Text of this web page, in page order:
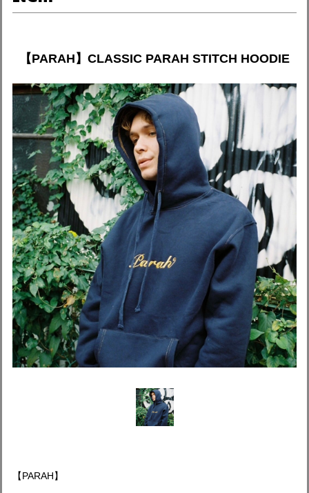
【PARAH】CLASSIC PARAH STITCH HOODIE
【PARAH】